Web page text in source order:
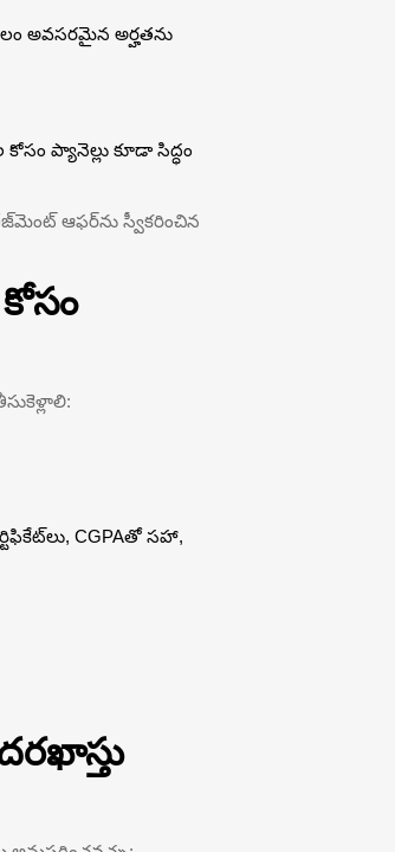
అవసరమైన అర్హతను
ప్యానెల్లు కూడా సిద్ధం
ఆఫర్‌ను స్వీకరించిన
కోసం
CGPAతో సహా,